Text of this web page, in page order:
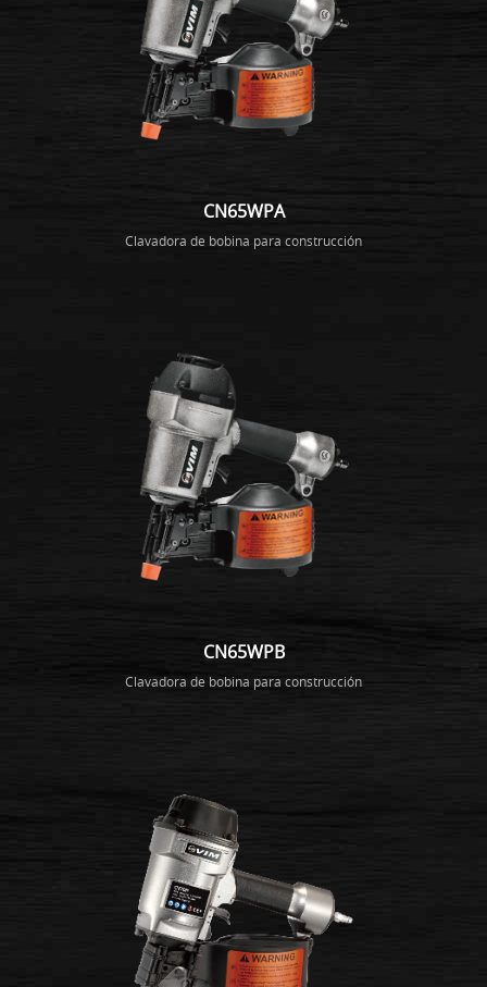
CN65WPA
Clavadora de bobina para construcción
CN65WPB
Clavadora de bobina para construcción